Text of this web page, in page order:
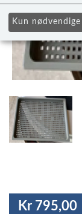
Kr 795,00
Kun nødvendige